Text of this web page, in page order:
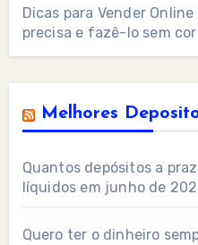
Dicas para Vender
precisa e fazê-lo sem
Melhores
Quantos depósitos a
líquidos em junho de
Quero ter o dinheiro